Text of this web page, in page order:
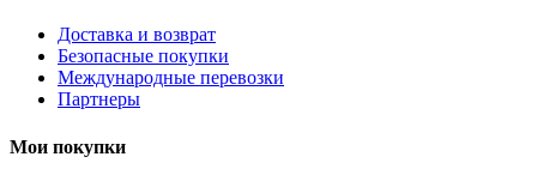
Доставка и возврат
Безопасные покупки
Международные перевозки
Партнеры
Мои покупки